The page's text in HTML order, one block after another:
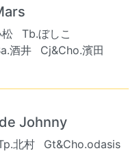
Tb.ぼしこ
酒井
Cj&Cho.濱田
Johnny
北村
Gt&Cho.odasis